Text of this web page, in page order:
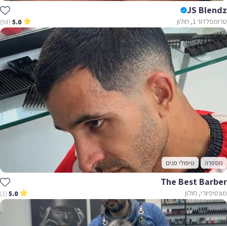
JS Blendz
טרומפלדור 1, חולון 5.0
(94)
מספרה טיפולי פנים
The Best Barber
מונטיפיורי, חולון 5.0
(1)